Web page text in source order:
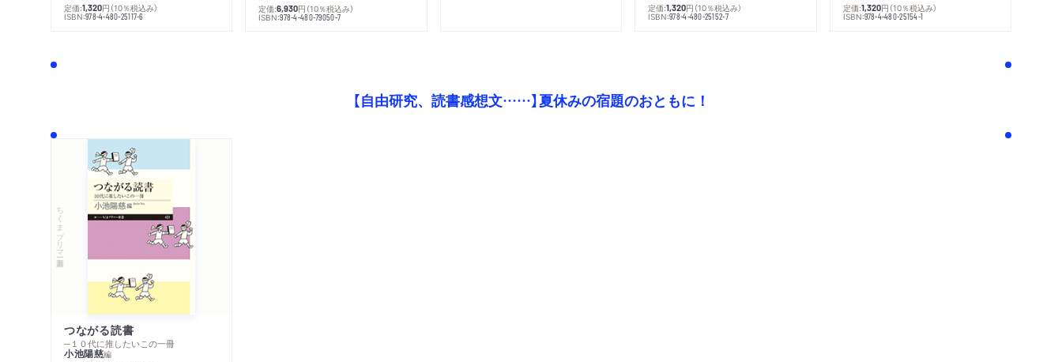
定価:1,320円 （10％税込み）
ISBN:978-4-480-25117-6
定価:6,930円 （10％税込み）
ISBN:978-4-480-79050-7
定価:1,320円 （10％税込み）
ISBN:978-4-480-25152-7
定価:1,320円 （10％税込み）
ISBN:978-4-480-25154-1
【自由研究、読書感想文……】夏休みの宿題のおともに！
ちくまプリマー新書
つながる読書
─１０代に推したいこの一冊
小池陽慈編